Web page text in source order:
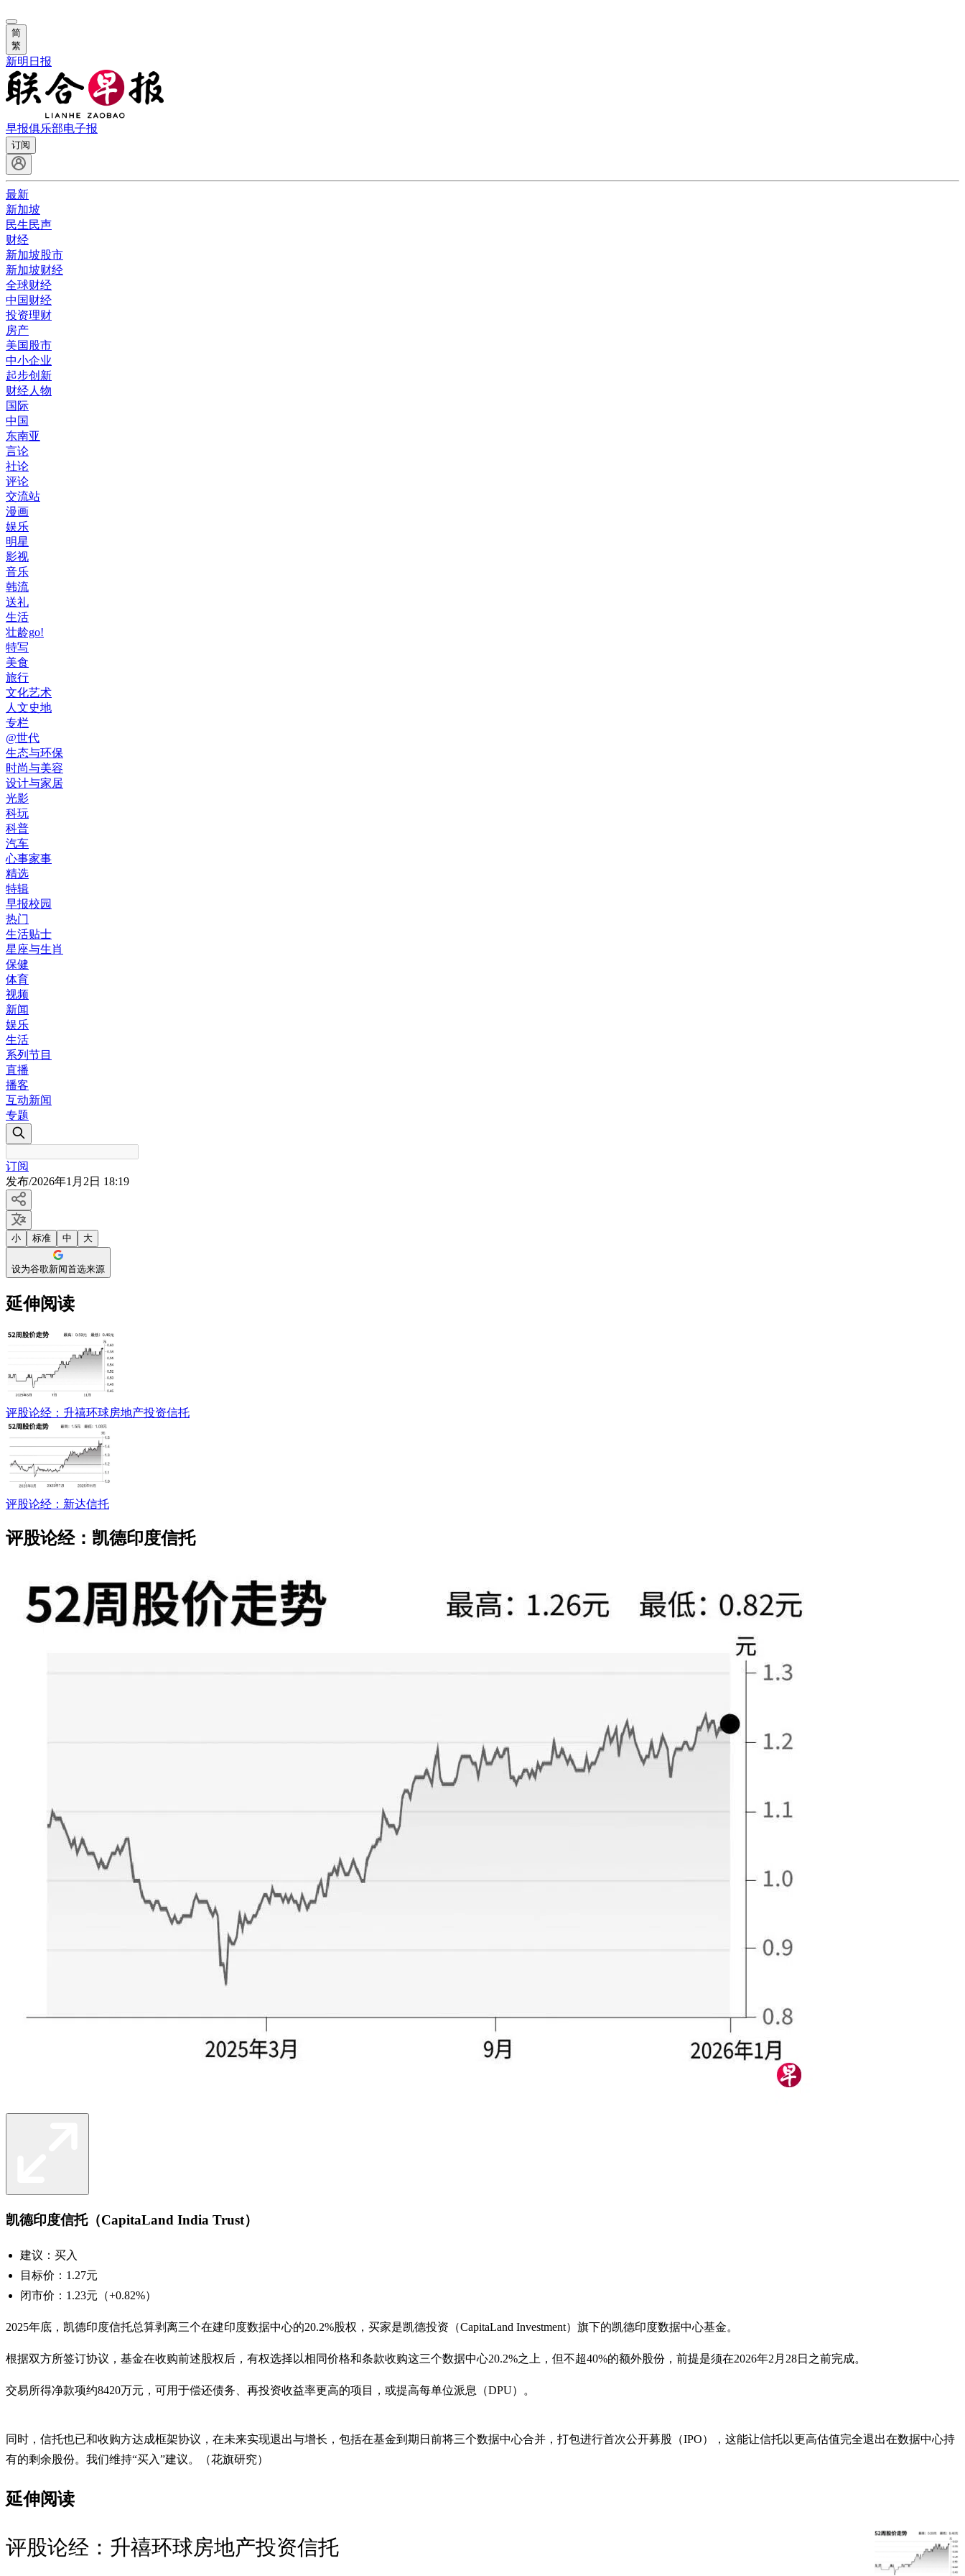
简
繁
新明日报
早报俱乐部电子报
订阅
最新
新加坡
民生民声
财经
新加坡股市
新加坡财经
全球财经
中国财经
投资理财
房产
美国股市
中小企业
起步创新
财经人物
国际
中国
东南亚
言论
社论
评论
交流站
漫画
娱乐
明星
影视
音乐
韩流
送礼
生活
壮龄go!
特写
美食
旅行
文化艺术
人文史地
专栏
@世代
生态与环保
时尚与美容
设计与家居
光影
科玩
科普
汽车
心事家事
精选
特辑
早报校园
热门
生活贴士
星座与生肖
保健
体育
视频
新闻
娱乐
生活
系列节目
直播
播客
互动新闻
专题
订阅
发布/2026年1月2日 18:19
小 标准 中 大
设为谷歌新闻首选来源
延伸阅读
评股论经：升禧环球房地产投资信托
评股论经：新达信托
评股论经：凯德印度信托
凯德印度信托（CapitaLand India Trust）
建议：买入
目标价：1.27元
闭市价：1.23元（+0.82%）
2025年底，凯德印度信托总算剥离三个在建印度数据中心的20.2%股权，买家是凯德投资（CapitaLand Investment）旗下的凯德印度数据中心基金。
根据双方所签订协议，基金在收购前述股权后，有权选择以相同价格和条款收购这三个数据中心20.2%之上，但不超40%的额外股份，前提是须在2026年2月28日之前完成。
交易所得净款项约8420万元，可用于偿还债务、再投资收益率更高的项目，或提高每单位派息（DPU）。
同时，信托也已和收购方达成框架协议，在未来实现退出与增长，包括在基金到期日前将三个数据中心合并，打包进行首次公开募股（IPO），这能让信托以更高估值完全退出在数据中心持
有的剩余股份。我们维持“买入”建议。（花旗研究）
延伸阅读
评股论经：升禧环球房地产投资信托